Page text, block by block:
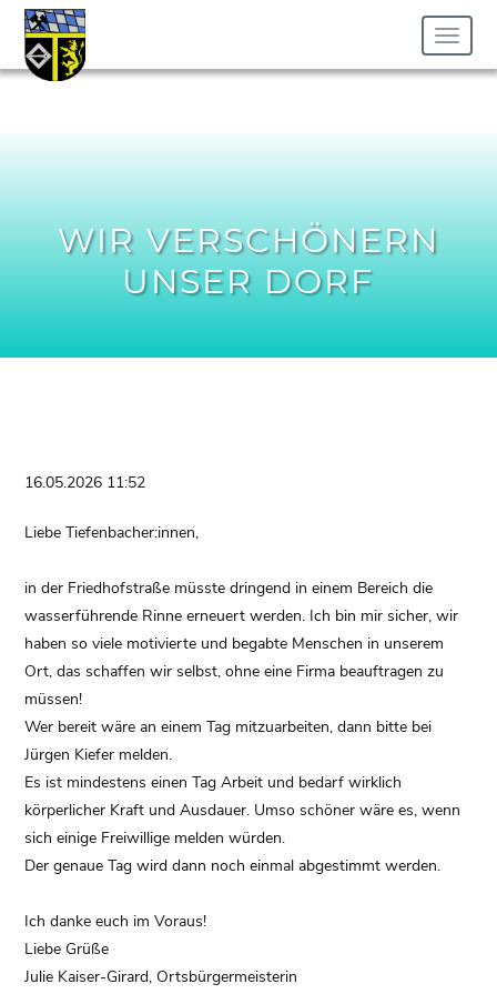
Toggle
WIR VERSCHÖNERN
UNSER DORF
16.05.2026 11:52
Liebe Tiefenbacher:innen,
in der Friedhofstraße müsste dringend in einem Bereich die
wasserführende Rinne erneuert werden. Ich bin mir sicher, wir
haben so viele motivierte und begabte Menschen in unserem
Ort, das schaffen wir selbst, ohne eine Firma beauftragen zu
müssen!
Wer bereit wäre an einem Tag mitzuarbeiten, dann bitte bei
Jürgen Kiefer melden.
Es ist mindestens einen Tag Arbeit und bedarf wirklich
körperlicher Kraft und Ausdauer. Umso schöner wäre es, wenn
sich einige Freiwillige melden würden.
Der genaue Tag wird dann noch einmal abgestimmt werden.
Ich danke euch im Voraus!
Liebe Grüße
Julie Kaiser-Girard, Ortsbürgermeisterin